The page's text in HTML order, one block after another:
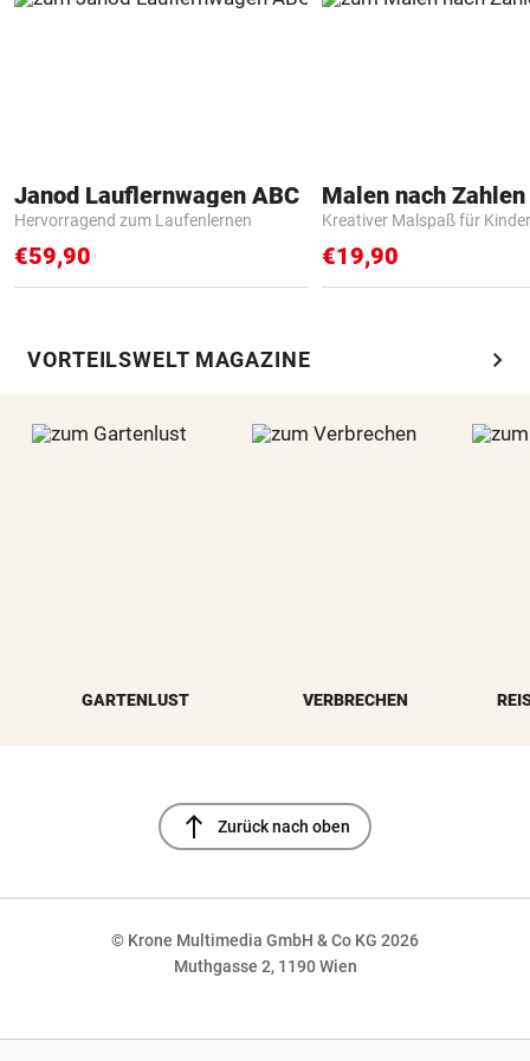
Janod Lauflernwagen ABC
Hervorragend zum Laufenlernen
€59,90
Kreativer Malspaß für Kinder
€19,90
VORTEILSWELT MAGAZINE chevron_right
GARTENLUST VERBRECHEN
north Zurück nach oben
© Krone Multimedia GmbH & Co KG 2026
Muthgasse 2, 1190 Wien
NaN%